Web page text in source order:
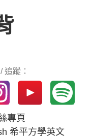
追蹤：
專頁
希平方學英文